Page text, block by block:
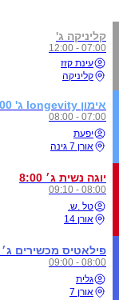
קליניקה ג'
07:00 - 12:00
עינת קזז
קליניקה
אימון longevity ג' 7:00
07:00 - 08:00
יפעת
אורן 7 גינה
יוגה נשית ג׳ 8:00
08:00 - 09:10
טל .ש.
אורן 14
פילאטיס מכשירים ג׳ 8:00 כל הרמות
08:00 - 09:00
גלית
אורן 7